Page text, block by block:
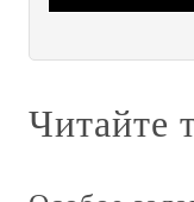
Читайте